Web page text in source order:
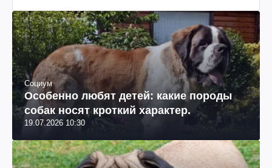
Социум
Особенно любят детей: какие породы
собак носят кроткий характер.
19.07.2026 10:30